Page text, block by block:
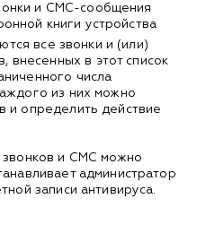
и СМС-сообщения
книги устройства
все звонки и (или)
в этот список
числа
из них можно
и определить действие
звонков и СМС можно
администратор
записи антивируса.